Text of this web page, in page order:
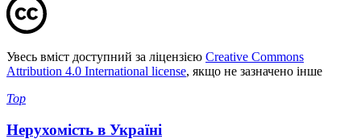
Увесь вміст доступний за ліцензією Creative Commons
Attribution 4.0 International license, якщо не зазначено інше
Top
Нерухомість в Україні